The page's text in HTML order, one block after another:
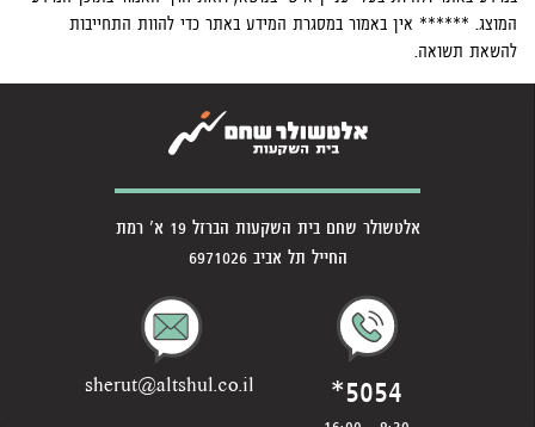
המוצג. ****** אין באמור במסגרת המידע באתר כדי להוות התחייבות
להשאת תשואה.
אלטשולר שחם בית השקעות הברזל 19 א' רמת
החייל תל אביב 6971026
*5054
sherut@altshul.co.il